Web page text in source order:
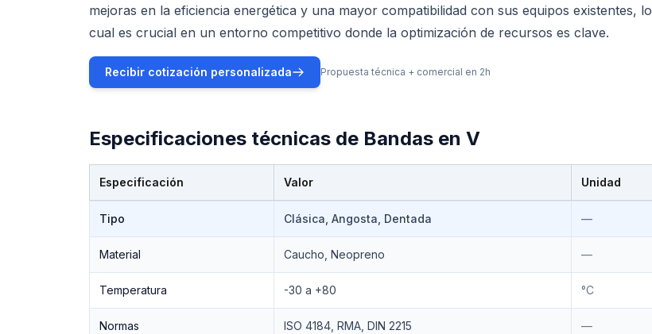
mejoras en la eficiencia energética y una mayor compatibilidad con sus equipos existentes, lo
cual es crucial en un entorno competitivo donde la optimización de recursos es clave.
Recibir cotización personalizada Propuesta técnica + comercial en 2h
Especificaciones técnicas de Bandas en V
Especificación Valor Unidad
Tipo Clásica, Angosta, Dentada —
Material Caucho, Neopreno —
Temperatura -30 a +80 °C
Normas ISO 4184, RMA, DIN 2215 —